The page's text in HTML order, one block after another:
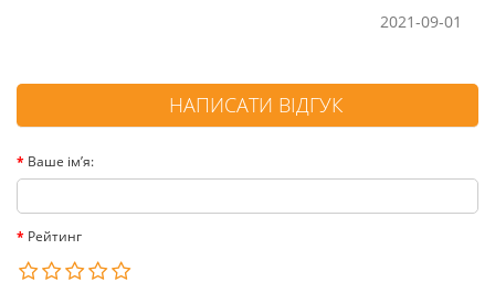
2021-09-01
НАПИСАТИ ВІДГУК
Ваше ім’я:
Рейтинг